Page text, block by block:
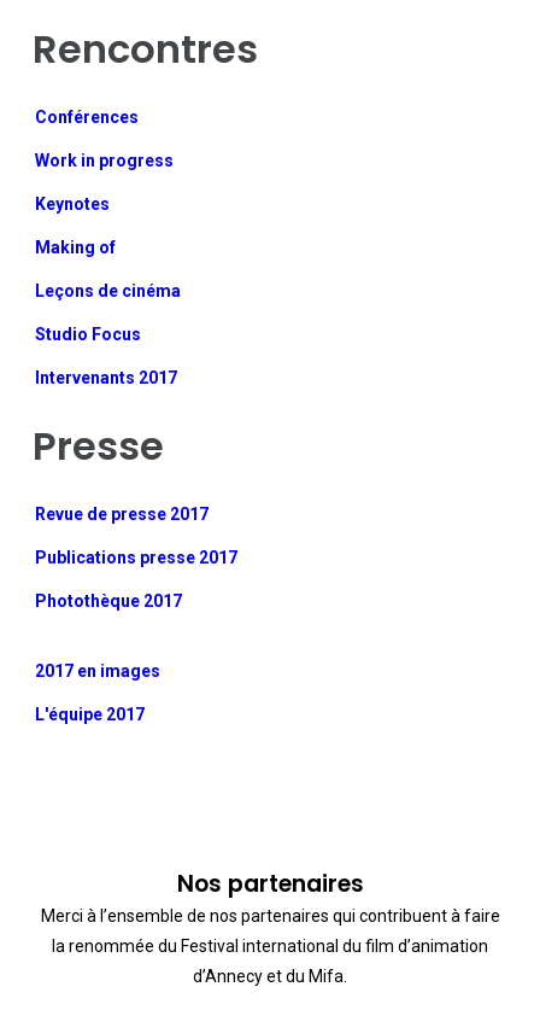
Rencontres
Conférences
Work in progress
Keynotes
Making of
Leçons de cinéma
Studio Focus
Intervenants 2017
Presse
Revue de presse 2017
Publications presse 2017
Photothèque 2017
2017 en images
L'équipe 2017
Nos partenaires
Merci à l’ensemble de nos partenaires qui contribuent à faire
la renommée du Festival international du film d’animation
d’Annecy et du Mifa.